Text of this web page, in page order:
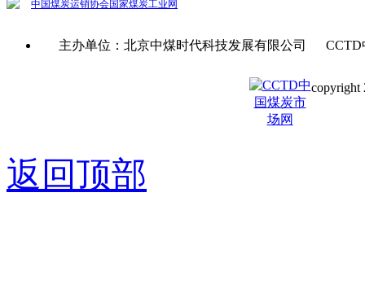
中国煤炭运销协会国家煤炭工业网
主办单位：北京中煤时代科技发展有限公司
copyright
返回顶部